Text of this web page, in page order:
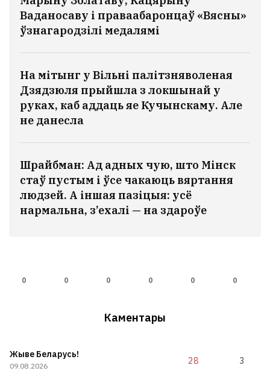
Ваданосаву і праваабаронцаў «Вясны»
ўзнагародзілі медалямі
На мітынг у Вільні палітзняволеная
Дзядзюля прыйшла з локшынай у
руках, каб аддаць яе Кучынскаму. Але
не данесла
Шрайбман: Ад адных чую, што Мінск
стаў пустым і ўсе чакаюць вяртання
людзей. А іншая пазіцыя: усё
нармальна, з’ехалі — на здароўе
0 0 0 0 0 0
Каментары
Жыве Беларусь!
09.08.2026
28 3